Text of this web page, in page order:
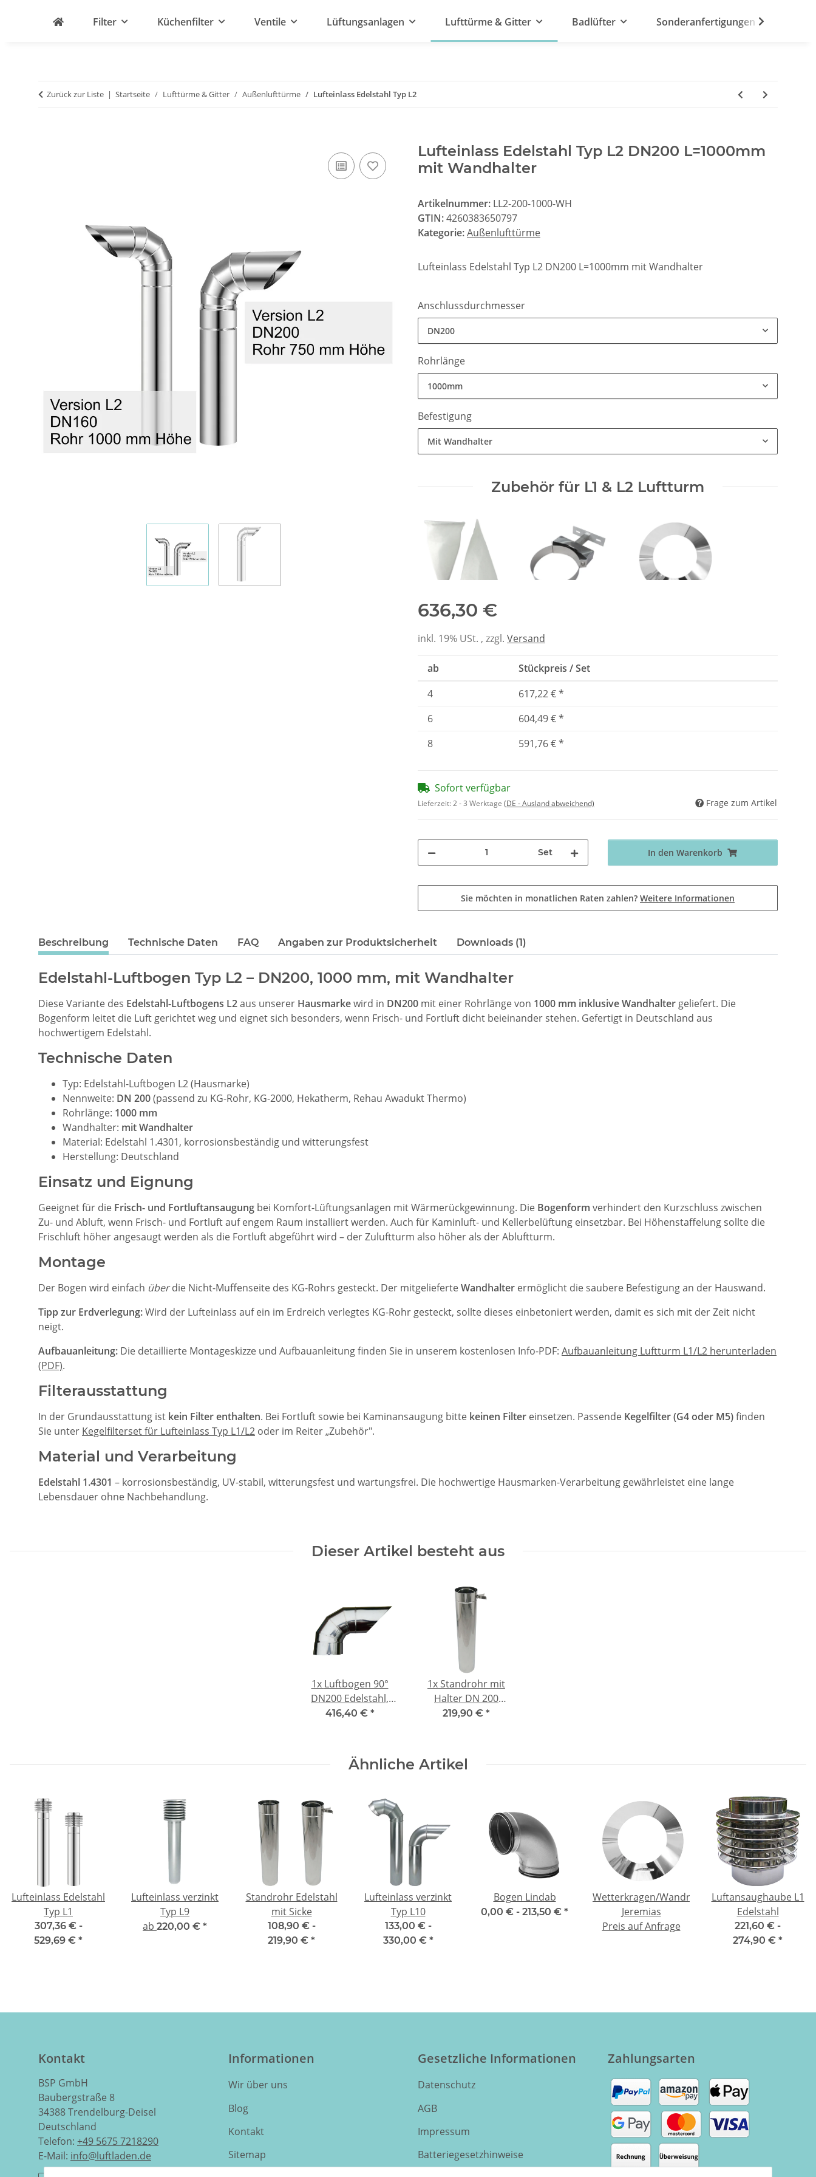
Filter Küchenfilter Ventile Lüftungsanlagen Lufttürme & Gitter Badlüfter Sonderanfertigungen
Zurück zur Liste Startseite Lufttürme & Gitter Außenlufttürme Lufteinlass Edelstahl Typ L2
Lufteinlass Edelstahl Typ L2 DN200 L=1000mm
mit Wandhalter
Artikelnummer: LL2-200-1000-WH
GTIN:4260383650797
Kategorie:Außenlufttürme
Lufteinlass Edelstahl Typ L2 DN200 L=1000mm mit Wandhalter
Anschlussdurchmesser
DN200
Rohrlänge
1000mm
Befestigung
Mit Wandhalter
Zubehör für L1 & L2 Luftturm
Kegelfilterset für
L1/L2 DN200 -
2.0 DN200 50-
636,30 €
inkl. 19% USt. , zzgl. Versand
ab
Stückpreis / Set
4
617,22 €*
6
604,49 €*
8
591,76 €*
Sofort verfügbar
Lieferzeit:2 - 3 Werktage (DE - Ausland abweichend) Frage zum Artikel
Set In den Warenkorb
Sie möchten in monatlichen Raten zahlen? Weitere Informationen
Beschreibung Technische Daten FAQ Angaben zur Produktsicherheit Downloads (1)
Edelstahl-Luftbogen Typ L2 – DN200, 1000 mm, mit Wandhalter
Diese Variante des Edelstahl-Luftbogens L2aus unserer Hausmarkewird in DN200 mit einer Rohrlänge von 1000 mm inklusive Wandhalter geliefert. Die
Bogenform leitet die Luft gerichtet weg und eignet sich besonders, wenn Frisch- und Fortluft dicht beieinander stehen. Gefertigt in Deutschland aus
hochwertigem Edelstahl.
Technische Daten
Typ: Edelstahl-Luftbogen L2 (Hausmarke)
Nennweite: DN 200(passend zu KG-Rohr, KG-2000, Hekatherm, Rehau Awadukt Thermo)
Rohrlänge: 1000 mm
Wandhalter: mit Wandhalter
Material: Edelstahl 1.4301, korrosionsbeständig und witterungsfest
Herstellung: Deutschland
Einsatz und Eignung
Geeignet für die Frisch- und Fortluftansaugung bei Komfort-Lüftungsanlagen mit Wärmerückgewinnung. Die Bogenform verhindert den Kurzschluss zwischen
Zu- und Abluft, wenn Frisch- und Fortluft auf engem Raum installiert werden. Auch für Kaminluft- und Kellerbelüftung einsetzbar. Bei Höhenstaffelung sollte die
Frischluft höher angesaugt werden als die Fortluft abgeführt wird – der Zuluftturm also höher als der Abluftturm.
Montage
Der Bogen wird einfach überdie Nicht-Muffenseite des KG-Rohrs gesteckt. Der mitgelieferteWandhalter ermöglicht die saubere Befestigung an der Hauswand.
Tipp zur Erdverlegung:Wird der Lufteinlass auf ein im Erdreich verlegtes KG-Rohr gesteckt, sollte dieses einbetoniert werden, damit es sich mit der Zeit nicht
neigt.
Aufbauanleitung: Die detaillierte Montageskizze und Aufbauanleitung finden Sie in unserem kostenlosen Info-PDF: Aufbauanleitung Luftturm L1/L2 herunterladen
(PDF).
Filterausstattung
In der Grundausstattung ist kein Filter enthalten. Bei Fortluft sowie bei Kaminansaugung bitte keinen Filter einsetzen. Passende Kegelfilter (G4 oder M5)finden
Sie unter Kegelfilterset für Lufteinlass Typ L1/L2 oder im Reiter „Zubehör".
Material und Verarbeitung
Edelstahl 1.4301 – korrosionsbeständig, UV-stabil, witterungsfest und wartungsfrei. Die hochwertige Hausmarken-Verarbeitung gewährleistet eine lange
Lebensdauer ohne Nachbehandlung.
Dieser Artikel besteht aus
1x Luftbogen 90°
DN200 Edelstahl,
schräg angeschn.
416,40 € *
1x Standrohr mit
Halter DN 200
Edelstahl, l= ca.
219,90 € *
Ähnliche Artikel
Lufteinlass Edelstahl
Typ L1
307,36 € -
529,69 € *
Lufteinlass verzinkt
Typ L9
ab 220,00 € *
Standrohr Edelstahl
mit Sicke
108,90 € -
219,90 € *
Lufteinlass verzinkt
Typ L10
133,00 € -
330,00 € *
Bogen Lindab
0,00 € - 213,50 € *
Wetterkragen/Wandrosette
Jeremias
Preis auf Anfrage
Luftansaughaube L1
Edelstahl
221,60 € -
274,90 € *
Kontakt
BSP GmbH
Baubergstraße 8
34388 Trendelburg-Deisel
Deutschland
Telefon: +49 5675 7218290
E-Mail: info@luftladen.de
Informationen
Wir über uns
Blog
Kontakt
Sitemap
Gesetzliche Informationen
Datenschutz
AGB
Impressum
Batteriegesetzhinweise
Zahlungsarten